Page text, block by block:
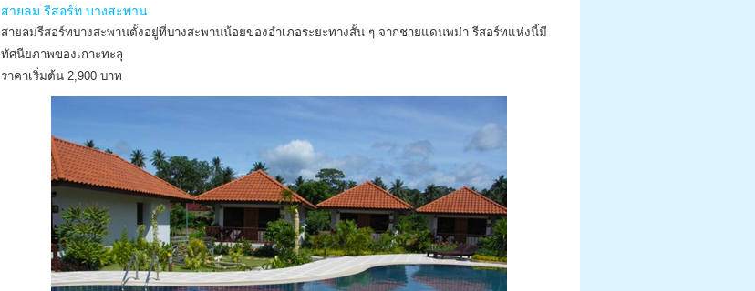
สายลม รีสอร์ท บางสะพาน
สายลมรีสอร์ทบางสะพานตั้งอยู่ที่บางสะพานน้อยของอำเภอระยะทางสั้น ๆ จากชายแดนพม่า รีสอร์ทแห่งนี้มี
ทัศนียภาพของเกาะทะลุ
ราคาเริ่มต้น 2,900 บาท